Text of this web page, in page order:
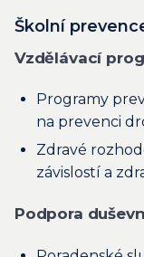
Školní
Vzdělávací
Programy
na prevenci
Zdravé
závislostí a
Podpora